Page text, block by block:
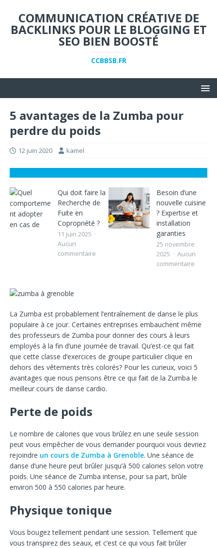
COMMUNICATION CRÉATIVE DE
BACKLINKS POUR LE BLOGGING ET
SEO BIEN BOOSTÉ
CCBBSB.FR
5 avantages de la Zumba pour
perdre du poids
12 juin 2020 kamel
Qui doit faire la
Recherche de
Fuite en
Copropriété ?
11 juin 2025
Aucun
commentaire
Besoin d’une
nouvelle cuisine
? Expertise et
installation
garanties
25 novembre
2025
Aucun
commentaire
La Zumba est probablement l’entraînement de danse le plus
populaire à ce jour. Certaines entreprises embauchent même
des professeurs de Zumba pour donner des cours à leurs
employés à la fin d’une journée de travail. Qu’est-ce qui fait
que cette classe d’exercices de groupe particulier clique en
dehors des vêtements très colorés? Pour les curieux, voici 5
avantages que nous pensons être ce qui fait de la Zumba le
meilleur cours de danse cardio.
Perte de poids
Le nombre de calories que vous brûlez en une seule session
peut vous empêcher de vous demander pourquoi vous devriez
rejoindre un cours de Zumba à Grenoble. Une séance de
danse d’une heure peut brûler jusqu’à 500 calories selon votre
poids. Une séance de Zumba intense, pour sa part, brûle
environ 500 à 550 calories par heure.
Physique tonique
Vous bougez tellement pendant une session. Tellement que
vous transpirez des seaux, et c’est ce qui vous fait brûler